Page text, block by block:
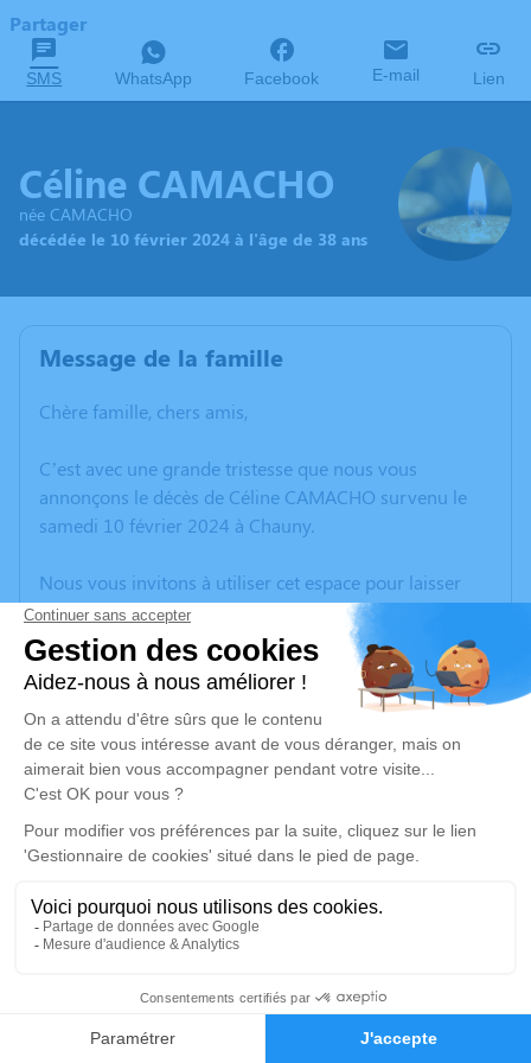
Faire-part Hommages
Partager
SMS WhatsApp Facebook E-mail Lien
Céline CAMACHO
née CAMACHO
décédée le 10 février 2024 à l'âge de 38 ans
Message de la famille
Chère famille, chers amis,
C’est avec une grande tristesse que nous vous
annonçons le décès de Céline CAMACHO survenu le
samedi 10 février 2024 à Chauny.
Nous vous invitons à utiliser cet espace pour laisser
vos condoléances, partager des photos souvenirs, une
anecdote ou exprimer vos pensées à travers des
poèmes ou des textes. Cet endroit est un lieu
d'expression dédié à honorer la mémoire de Céline
CAMACHO.
Un service de plantation d’arbre hommage est
disponible ici.
Je rends hommage
Cérémonie religieuse
Église Collégiale Saint-Montain de La Fère
18, Rue de l'Eglise